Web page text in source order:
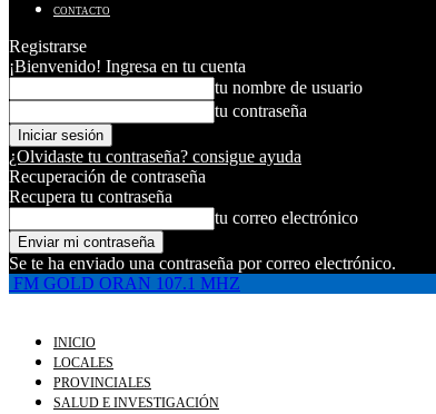
CONTACTO
Registrarse
¡Bienvenido! Ingresa en tu cuenta
tu nombre de usuario
tu contraseña
¿Olvidaste tu contraseña? consigue ayuda
Recuperación de contraseña
Recupera tu contraseña
tu correo electrónico
Se te ha enviado una contraseña por correo electrónico.
FM GOLD ORAN 107.1 MHZ
INICIO
LOCALES
PROVINCIALES
SALUD E INVESTIGACIÓN